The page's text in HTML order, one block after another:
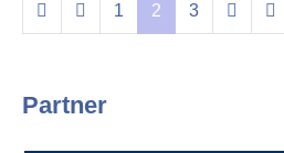
Partner
1 2 3